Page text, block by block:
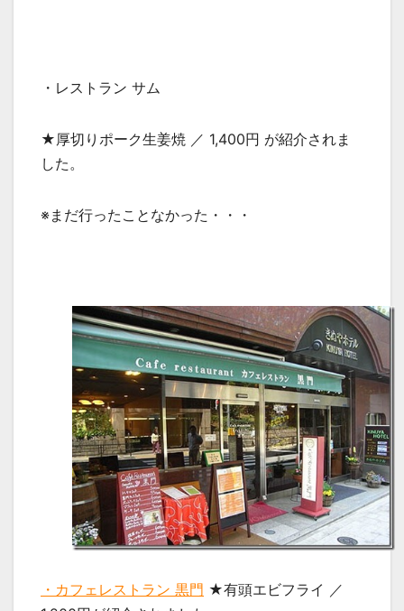
・レストラン サム
★厚切りポーク生姜焼 ／ 1,400円 が紹介されま
した。
※まだ行ったことなかった・・・
・カフェレストラン 黒門 ★有頭エビフライ ／